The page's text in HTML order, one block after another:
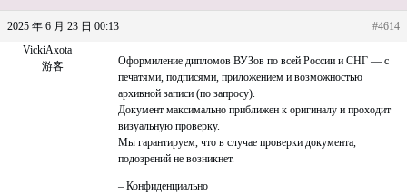
2025 年 6 月 23 日 00:13
#4614
VickiAxota
游客
Оформиление дипломов ВУЗов по всей России и СНГ — с
печатями, подписями, приложением и возможностью
архивной записи (по запросу).
Документ максимально приближен к оригиналу и проходит
визуальную проверку.
Мы гарантируем, что в случае проверки документа,
подозрений не возникнет.
– Конфиденциально